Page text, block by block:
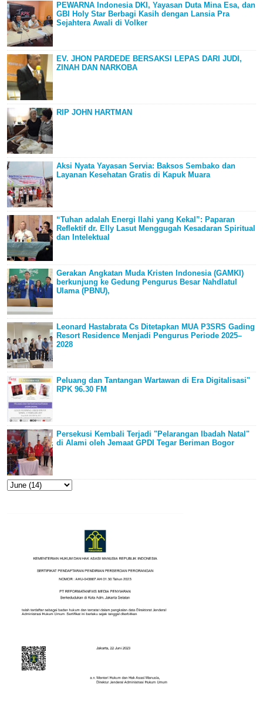
PEWARNA Indonesia DKI, Yayasan Duta Mina Esa, dan
GBI Holy Star Berbagi Kasih dengan Lansia Pra
Sejahtera Awali di Volker
EV. JHON PARDEDE BERSAKSI LEPAS DARI JUDI,
ZINAH DAN NARKOBA
RIP JOHN HARTMAN
Aksi Nyata Yayasan Servia: Baksos Sembako dan
Layanan Kesehatan Gratis di Kapuk Muara
“Tuhan adalah Energi Ilahi yang Kekal”: Paparan
Reflektif dr. Elly Lasut Menggugah Kesadaran Spiritual
dan Intelektual
Gerakan Angkatan Muda Kristen Indonesia (GAMKI)
berkunjung ke Gedung Pengurus Besar Nahdlatul
Ulama (PBNU),
Leonard Hastabrata Cs Ditetapkan MUA P3SRS Gading
Resort Residence Menjadi Pengurus Periode 2025–
2028
Peluang dan Tantangan Wartawan di Era Digitalisasi"
RPK 96.30 FM
Persekusi Kembali Terjadi "Pelarangan Ibadah Natal"
di Alami oleh Jemaat GPDI Tegar Beriman Bogor